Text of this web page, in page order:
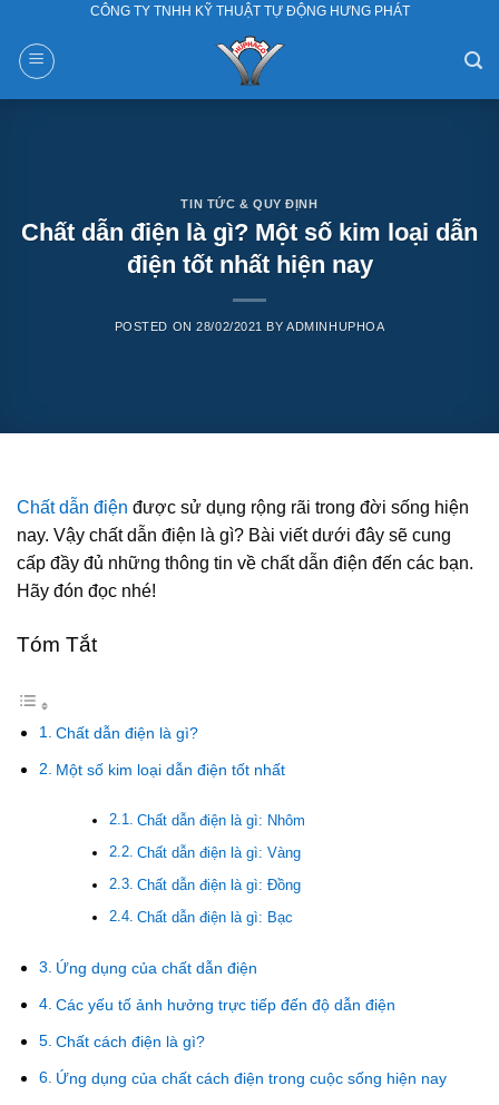
content
CÔNG TY TNHH KỸ THUẬT TỰ ĐỘNG HƯNG PHÁT
TIN TỨC & QUY ĐỊNH
Chất dẫn điện là gì? Một số kim loại dẫn
điện tốt nhất hiện nay
POSTED ON28/02/2021 BYADMINHUPHOA
Chất dẫn điện được sử dụng rộng rãi trong đời sống hiện
nay. Vậy chất dẫn điện là gì? Bài viết dưới đây sẽ cung
cấp đầy đủ những thông tin về chất dẫn điện đến các bạn.
Hãy đón đọc nhé!
Tóm Tắt
Chất dẫn điện là gì?
Một số kim loại dẫn điện tốt nhất
Chất dẫn điện là gì: Nhôm
Chất dẫn điện là gì: Vàng
Chất dẫn điện là gì: Đồng
Chất dẫn điện là gì: Bạc
Ứng dụng của chất dẫn điện
Các yếu tố ảnh hưởng trực tiếp đến độ dẫn điện
Chất cách điện là gì?
Ứng dụng của chất cách điện trong cuộc sống hiện nay